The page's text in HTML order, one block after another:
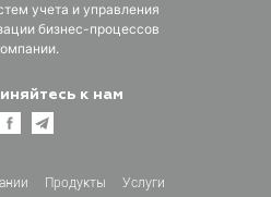
учета и управления
бизнес-процессов
к нам
Продукты Услуги